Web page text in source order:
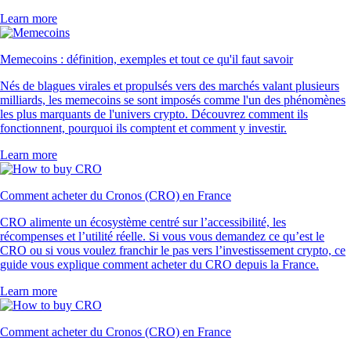
Learn more
Memecoins : définition, exemples et tout ce qu'il faut savoir
Nés de blagues virales et propulsés vers des marchés valant plusieurs
milliards, les memecoins se sont imposés comme l'un des phénomènes
les plus marquants de l'univers crypto. Découvrez comment ils
fonctionnent, pourquoi ils comptent et comment y investir.
Learn more
Comment acheter du Cronos (CRO) en France
CRO alimente un écosystème centré sur l’accessibilité, les
récompenses et l’utilité réelle. Si vous vous demandez ce qu’est le
CRO ou si vous voulez franchir le pas vers l’investissement crypto, ce
guide vous explique comment acheter du CRO depuis la France.
Learn more
Comment acheter du Cronos (CRO) en France